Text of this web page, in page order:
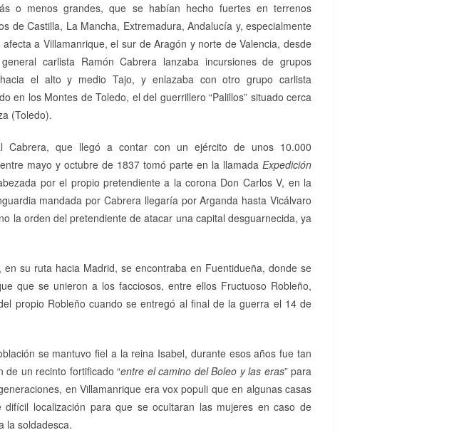
o menos grandes, que se habían hecho fuertes en terrenos
de Castilla, La Mancha, Extremadura, Andalucía y, especialmente
a Villamanrique, el sur de Aragón y norte de Valencia, desde
carlista Ramón Cabrera lanzaba incursiones de grupos
el alto y medio Tajo, y enlazaba con otro grupo carlista
en los Montes de Toledo, el del guerrillero “Palillos” situado cerca
(Toledo).
Cabrera, que llegó a contar con un ejército de unos 10.000
mayo y octubre de 1837 tomó parte en la llamada Expedición
por el propio pretendiente a la corona Don Carlos V, en la
mandada por Cabrera llegaría por Arganda hasta Vicálvaro
la orden del pretendiente de atacar una capital desguarnecida, ya
su ruta hacia Madrid, se encontraba en Fuentidueña, donde se
que se unieron a los facciosos, entre ellos Fructuoso Robleño,
propio Robleño cuando se entregó al final de la guerra el 14 de
se mantuvo fiel a la reina Isabel, durante esos años fue tan
de un recinto fortificado “entre el camino del Boleo y las eras” para
en Villamanrique era vox populi que en algunas casas
localización para que se ocultaran las mujeres en caso de
la soldadesca.